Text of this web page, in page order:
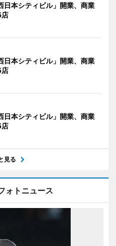
日本シティビル」開業、商業
店
日本シティビル」開業、商業
店
日本シティビル」開業、商業
店
見る
ォトニュース